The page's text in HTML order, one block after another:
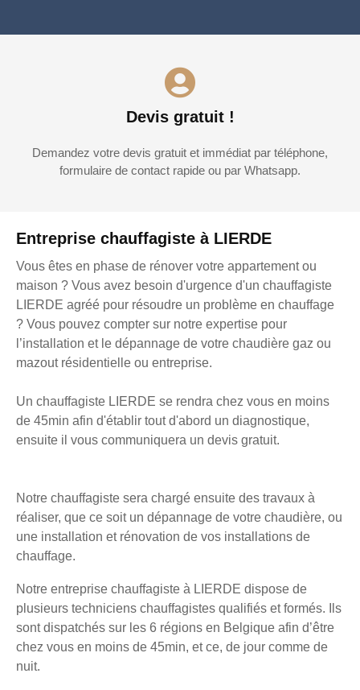
Entreprise chauffagiste à LIERDE
Vous êtes en phase de rénover votre appartement ou
maison ? Vous avez besoin d'urgence d'un chauffagiste
LIERDE agréé pour résoudre un problème en chauffage
? Vous pouvez compter sur notre expertise pour
l’installation et le dépannage de votre chaudière gaz ou
mazout résidentielle ou entreprise.
Un chauffagiste LIERDE se rendra chez vous en moins
de 45min afin d'établir tout d'abord un diagnostique,
ensuite il vous communiquera un devis gratuit.
Notre chauffagiste sera chargé ensuite des travaux à
réaliser, que ce soit un dépannage de votre chaudière, ou
une installation et rénovation de vos installations de
chauffage.
Notre entreprise chauffagiste à LIERDE dispose de
plusieurs techniciens chauffagistes qualifiés et formés. Ils
sont dispatchés sur les 6 régions en Belgique afin d’être
chez vous en moins de 45min, et ce, de jour comme de
nuit.
Devis gratuit !
Demandez votre devis gratuit et immédiat par téléphone,
formulaire de contact rapide ou par Whatsapp.